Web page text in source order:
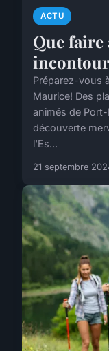
ACTU
Que faire
Préparez-vous
Maurice! Des
animés de
découverte
l'Es...
21 septembre